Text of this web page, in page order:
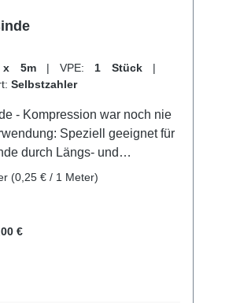
x 5m | VPE: 1 Stück |
Selbstzahler
- Kompression war noch nie
geeignet für
durch Längs- und
eine regulierbare
und
Polyurethan5m
(0,25 € / 1 Meter)
€